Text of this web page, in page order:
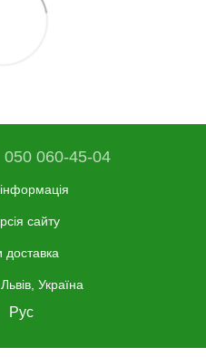
050 060-45-04
сайту
Україна
Рус